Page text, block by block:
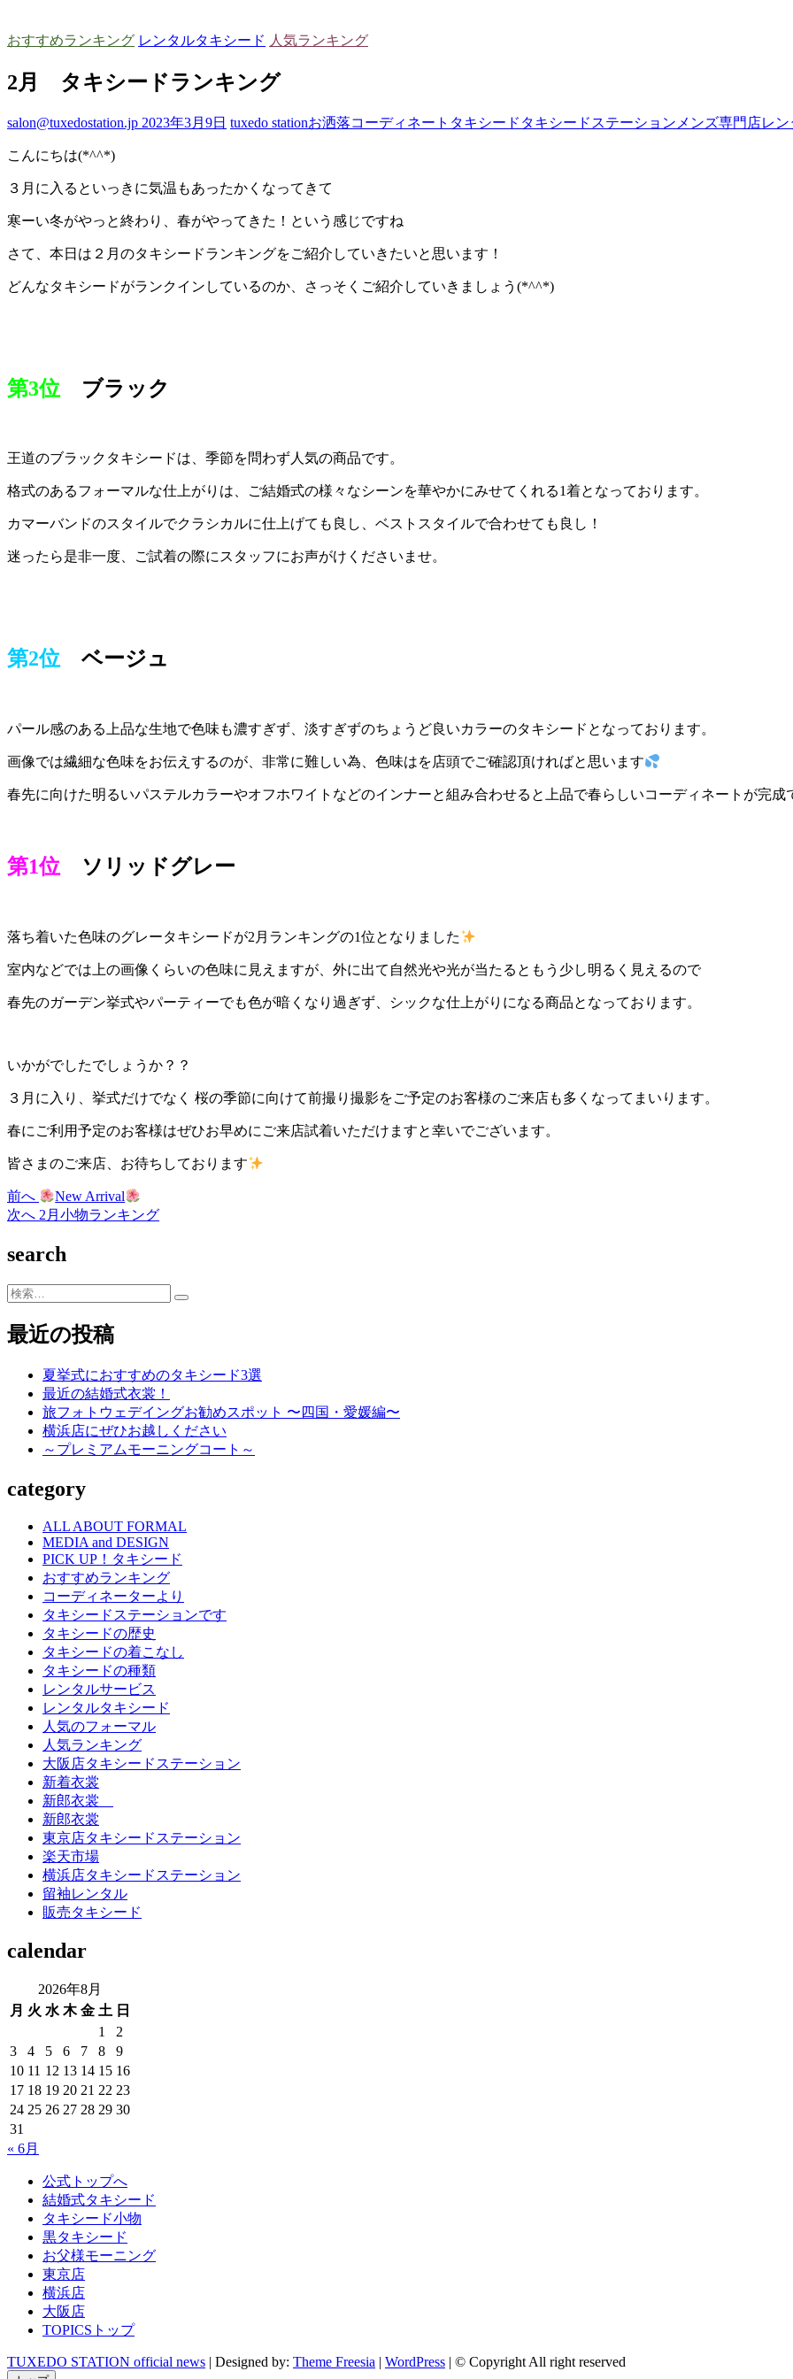
おすすめランキング レンタルタキシード 人気ランキング
2月 タキシードランキング
salon@tuxedostation.jp 2023年3月9日 tuxedo stationお洒落コーディネート タキシード タキシードステーション メンズ専門店レ
こんにちは(*^^*)
３月に入るといっきに気温もあったかくなってきて
寒ーい冬がやっと終わり、春がやってきた！という感じですね
さて、本日は２月のタキシードランキングをご紹介していきたいと思います！
どんなタキシードがランクインしているのか、さっそくご紹介していきましょう(*^^*)
第3位 ブラック
王道のブラックタキシードは、季節を問わず人気の商品です。
格式のあるフォーマルな仕上がりは、ご結婚式の様々なシーンを華やかにみせてくれる1着となっております。
カマーバンドのスタイルでクラシカルに仕上げても良し、ベストスタイルで合わせても良し！
迷ったら是非一度、ご試着の際にスタッフにお声がけくださいませ。
第2位 ベージュ
パール感のある上品な生地で色味も濃すぎず、淡すぎずのちょうど良いカラーのタキシードとなっております。
画像では繊細な色味をお伝えするのが、非常に難しい為、色味はを店頭でご確認頂ければと思います
春先に向けた明るいパステルカラーやオフホワイトなどのインナーと組み合わせると上品で春らしいコーディネートが完成
第1位 ソリッドグレー
落ち着いた色味のグレータキシードが2月ランキングの1位となりました
室内などでは上の画像くらいの色味に見えますが、外に出て自然光や光が当たるともう少し明るく見えるので
春先のガーデン挙式やパーティーでも色が暗くなり過ぎず、シックな仕上がりになる商品となっております。
いかがでしたでしょうか？？
３月に入り、挙式だけでなく 桜の季節に向けて前撮り撮影をご予定のお客様のご来店も多くなってまいります。
春にご利用予定のお客様はぜひお早めにご来店試着いただけますと幸いでございます。
皆さまのご来店、お待ちしております
投
稿
ナ
ビ
ー
前へ 過
去
投
New Arrival
次へ 次
投
2月小物ランキング
search
検
最近の投稿
夏挙式におすすめのタキシード3選
最近の結婚式衣裳！
旅フォトウェデイングお勧めスポット 〜四国・愛媛編〜
横浜店にぜひお越しください
～プレミアムモーニングコート～
category
ALL ABOUT FORMAL
MEDIA and DESIGN
PICK UP！タキシード
おすすめランキング
コーディネーターより
タキシードステーションです
タキシードの歴史
タキシードの着こなし
タキシードの種類
レンタルサービス
レンタルタキシード
人気のフォーマル
人気ランキング
大阪店タキシードステーション
新着衣裳
新郎衣裳
新郎衣裳
東京店タキシードステーション
楽天市場
横浜店タキシードステーション
留袖レンタル
販売タキシード
calendar
2026年8月
月 火 水 木 金 土 日
1
2
3
4 5 6 7 8
9
10 11 12 13 14 15 16
17 18 19 20 21 22 23
24 25 26 27 28 29 30
31
« 6月
公式トップへ
結婚式タキシード
タキシード小物
黒タキシード
お父様モーニング
東京店
横浜店
大阪店
TOPICSトップ
TUXEDO STATION official news | Designed by: Theme Freesia | WordPress | © Copyright All right reserved